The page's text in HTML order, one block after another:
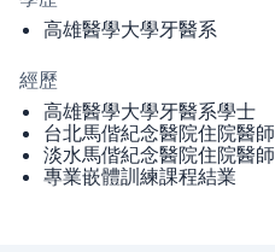
高雄醫學大學牙醫系
經歷
高雄醫學大學牙醫系學士
台北馬偕紀念醫院住院醫師
淡水馬偕紀念醫院住院醫師
專業嵌體訓練課程結業